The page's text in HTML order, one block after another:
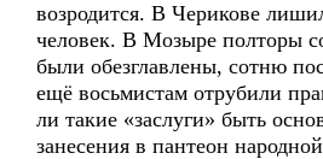
возродится. В Черикове
человек. В Мозыре полторы
были обезглавлены, сотню
ещё восьмистам отрубили
ли такие «заслуги» быть
занесения в пантеон